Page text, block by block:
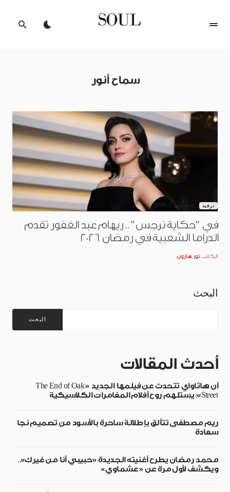
سماح أنور
ترفيه يناير 5, 2026
في “حكاية نرجس”.. ريهام عبد الغفور تقدم
الدراما الشعبية في رمضان 2026
الكاتب نور هارون
البحث
البحث
أحدث المقالات
آن هاثاواي تتحدث عن فيلمها الجديد «The End of Oak
Street»: يستلهم روح أفلام المغامرات الكلاسيكية
ريم مصطفى تتألق بإطلالة ساحرة بالأسود من تصميم نجا
سعادة
محمد رمضان يطرح أغنيته الجديدة «حبيبي أنا من غيرك»..
ويكشف لأول مرة عن «عشماوي»